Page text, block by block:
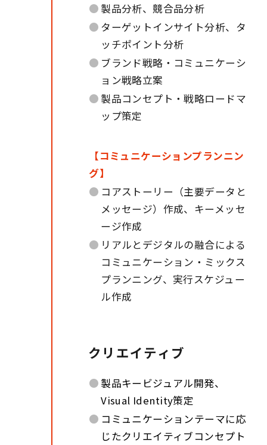
● 製品分析、競合品分析
● ターゲットインサイト分析、タ
ッチポイント分析
● ブランド戦略・コミュニケーシ
ョン戦略立案
● 製品コンセプト・戦略ロードマ
ップ策定
【コミュニケーションプランニン
グ】
● コアストーリー（主要データと
メッセージ）作成、キーメッセ
ージ作成
● リアルとデジタルの融合による
コミュニケーション・ミックス
プランニング、実行スケジュー
ル作成
クリエイティブ
● 製品キービジュアル開発、
Visual Identity策定
● コミュニケーションテーマに応
じたクリエイティブコンセプト